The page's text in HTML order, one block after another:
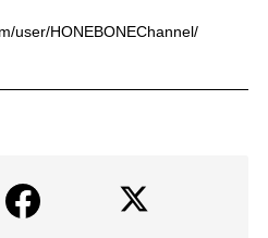
user/HONEBONEChannel/